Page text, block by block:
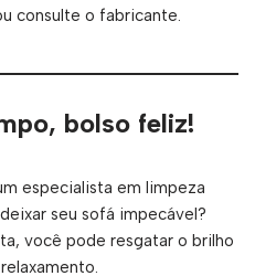
consulte o fabricante.
bolso feliz!
especialista em limpeza
seu sofá impecável?
você pode resgatar o brilho